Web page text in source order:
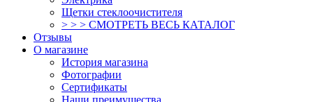
Щетки стеклоочистителя
> > > СМОТРЕТЬ ВЕСЬ КАТАЛОГ
Отзывы
О магазине
История магазина
Фотографии
Сертификаты
Наши преимущества